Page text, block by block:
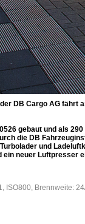
DB Cargo AG
gebaut und als
die DB
und
neuer
ISO800, Brennweite: